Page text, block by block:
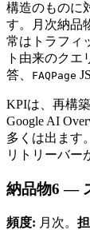
構造のものに
す。月次納品
常はトラフィ
ト由来のクエ
答、
FAQPage
KPIは、再構
Google AI
多くは出ます
リトリーバー
納品物6 —
頻度: 月次。